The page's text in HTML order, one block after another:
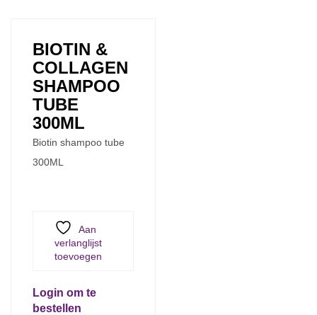
BIOTIN &
COLLAGEN
SHAMPOO
TUBE
300ML
Biotin shampoo tube
300ML
Aan
verlanglijst
toevoegen
Login om te
bestellen